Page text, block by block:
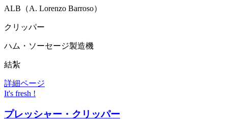
ALB（A. Lorenzo Barroso）
クリッパー
ハム・ソーセージ製造機
結紮
詳細ページ
It's fresh !
プレッシャー・クリッパー